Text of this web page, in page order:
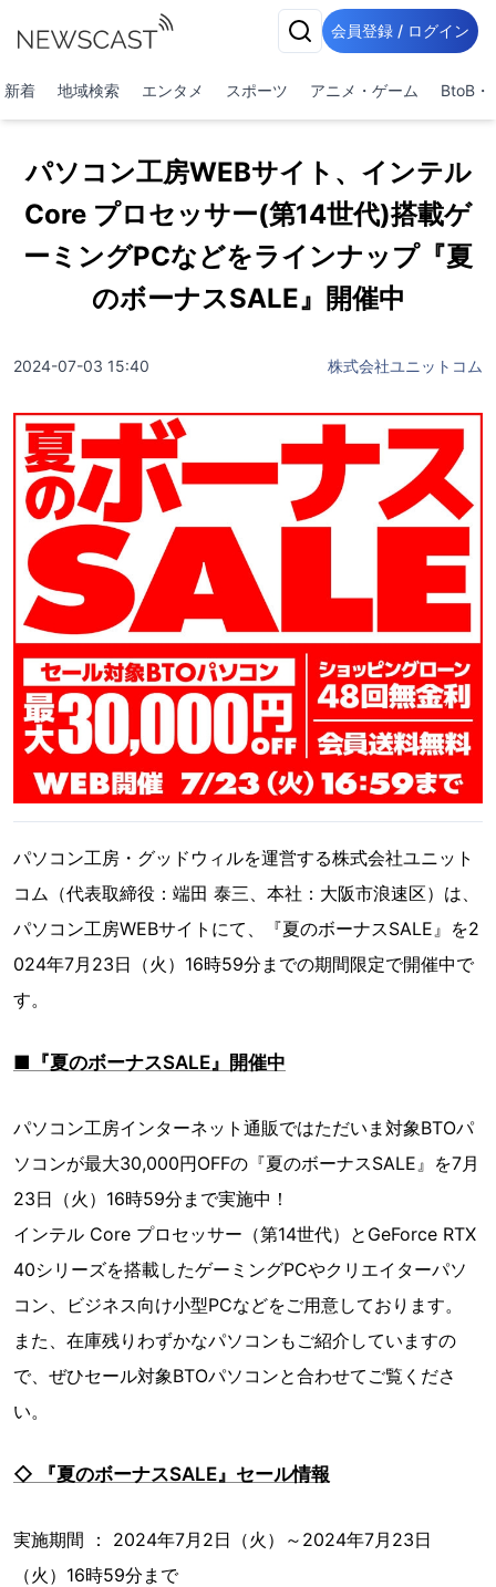
会員登録 / ログイン
新着 地域検索 エンタメ スポーツ アニメ・ゲーム BtoB・
パソコン工房WEBサイト、インテル
Core プロセッサー(第14世代)搭載ゲ
ーミングPCなどをラインナップ『夏
のボーナスSALE』開催中
2024-07-03 15:40 株式会社ユニットコム
パソコン工房・グッドウィルを運営する株式会社ユニット
コム（代表取締役：端田 泰三、本社：大阪市浪速区）は、
パソコン工房WEBサイトにて、『夏のボーナスSALE』を2
024年7月23日（火）16時59分までの期間限定で開催中で
す。
■『夏のボーナスSALE』開催中
パソコン工房インターネット通販ではただいま対象BTOパ
ソコンが最大30,000円OFFの『夏のボーナスSALE』を7月
23日（火）16時59分まで実施中！
インテル Core プロセッサー（第14世代）とGeForce RTX
40シリーズを搭載したゲーミングPCやクリエイターパソ
コン、ビジネス向け小型PCなどをご用意しております。
また、在庫残りわずかなパソコンもご紹介していますの
で、ぜひセール対象BTOパソコンと合わせてご覧くださ
い。
◇ 『夏のボーナスSALE』セール情報
実施期間 ： 2024年7月2日（火）～2024年7月23日
（火）16時59分まで